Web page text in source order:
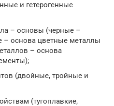
и гетерогенные
– основы (черные –
– основа цветные металлы
– основа
(двойные, тройные и
(тугоплавкие,